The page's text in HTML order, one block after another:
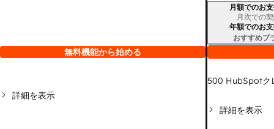
無料機能から始める
詳細を表示
請求期間月額でのお
月次での
年額でのお
おすすめプ
500 HubSpotク
詳細を表示